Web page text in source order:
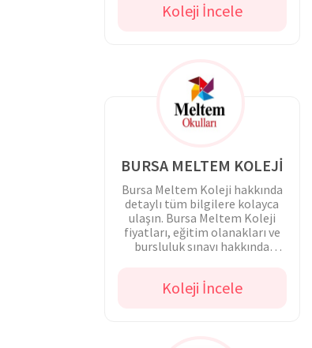
Koleji İncele
BURSA MELTEM KOLEJİ
Bursa Meltem Koleji hakkında
detaylı tüm bilgilere kolayca
ulaşın. Bursa Meltem Koleji
fiyatları, eğitim olanakları ve
bursluluk sınavı hakkında
Koleji İncele